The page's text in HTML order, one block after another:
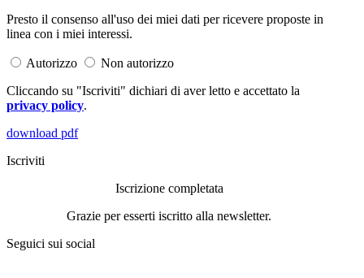
Presto il consenso all'uso dei miei dati per ricevere proposte in
linea con i miei interessi.
Autorizzo
Non autorizzo
Cliccando su "Iscriviti" dichiari di aver letto e accettato la
privacy policy.
download pdf
Iscriviti
Iscrizione completata
Grazie per esserti iscritto alla newsletter.
Seguici sui social